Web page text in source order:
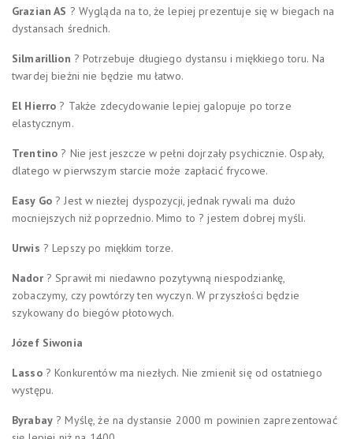
Grazian AS ? Wygląda na to, że lepiej prezentuje się w biegach na
dystansach średnich.
Silmarillion ? Potrzebuje długiego dystansu i miękkiego toru. Na
twardej bieżni nie będzie mu łatwo.
El Hierro ? Także zdecydowanie lepiej galopuje po torze
elastycznym.
Trentino ? Nie jest jeszcze w pełni dojrzały psychicznie. Ospały,
dlatego w pierwszym starcie może zapłacić frycowe.
Easy Go? Jest w niezłej dyspozycji, jednak rywali ma dużo
mocniejszych niż poprzednio. Mimo to ? jestem dobrej myśli.
Urwis ? Lepszy po miękkim torze.
Nador? Sprawił mi niedawno pozytywną niespodziankę,
zobaczymy, czy powtórzy ten wyczyn. W przyszłości będzie
szykowany do biegów płotowych.
Józef Siwonia
Lasso? Konkurentów ma niezłych. Nie zmienił się od ostatniego
występu.
Byrabay? Myślę, że na dystansie 2000 m powinien zaprezentować